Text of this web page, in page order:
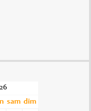
sam dim